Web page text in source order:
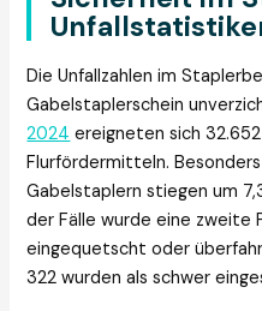
Die Unfallzahlen im
Gabelstaplerschein
2024 ereigneten sich
Flurfördermitteln.
Gabelstaplern stiegen um
der Fälle wurde eine zweite
eingequetscht oder
322 wurden als schwer